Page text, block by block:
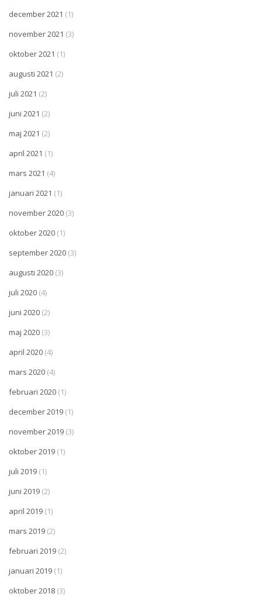
december 2021 (1)
november 2021 (3)
oktober 2021 (1)
augusti 2021 (2)
juli 2021 (2)
juni 2021 (2)
maj 2021 (2)
april 2021 (1)
mars 2021 (4)
januari 2021 (1)
november 2020 (3)
oktober 2020 (1)
september 2020 (3)
augusti 2020 (3)
juli 2020 (4)
juni 2020 (2)
maj 2020 (3)
april 2020 (4)
mars 2020 (4)
februari 2020 (1)
december 2019 (1)
november 2019 (3)
oktober 2019 (1)
juli 2019 (1)
juni 2019 (2)
april 2019 (1)
mars 2019 (2)
februari 2019 (2)
januari 2019 (1)
oktober 2018 (3)